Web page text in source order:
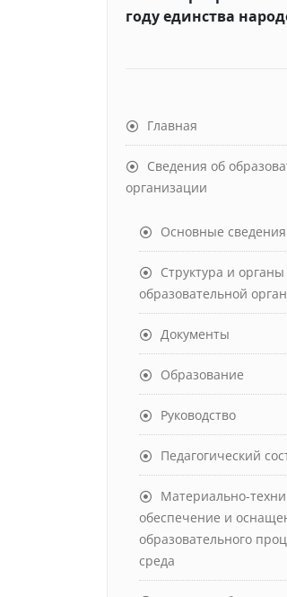
году единства
Главная
Сведения об
организации
Основные сведения
Структура и
образовательной
Документы
Образование
Руководство
Педагогический
Материально-
обеспечение и
образовательного
среда